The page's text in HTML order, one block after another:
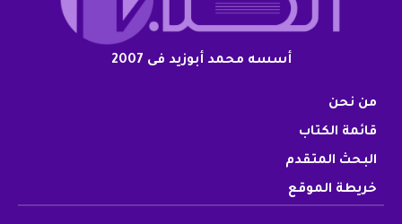
أسسه محمد أبوزيد فى 2007
من نحن
قائمة الكتاب
البحث المتقدم
خريطة الموقع